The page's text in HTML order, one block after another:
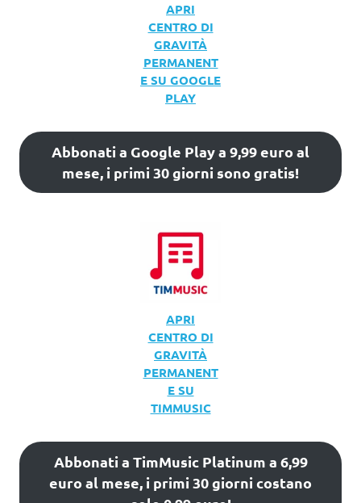
APRI
CENTRO DI
GRAVITÀ
PERMANENT
E SU GOOGLE
PLAY
Abbonati a Google Play a 9,99 euro al
mese, i primi 30 giorni sono gratis!
APRI
CENTRO DI
GRAVITÀ
PERMANENT
E SU
TIMMUSIC
Abbonati a TimMusic Platinum a 6,99
euro al mese, i primi 30 giorni costano